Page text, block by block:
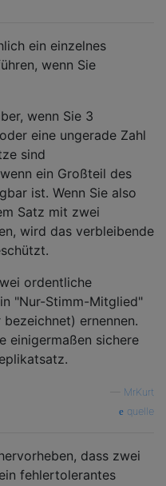
ein einzelnes
wenn Sie
wenn Sie 3
eine ungerade Zahl
sind
ein Großteil des
ist. Wenn Sie also
Satz mit zwei
wird das verbleibende
ordentliche
"Nur-Stimm-Mitglied"
ernennen.
einigermaßen sichere
MrKurt
quelle
dass zwei
fehlertolerantes